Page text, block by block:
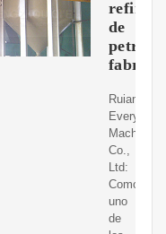
de
Ruian
Every
Machinery
Co.,
Ltd:
Como
uno
de